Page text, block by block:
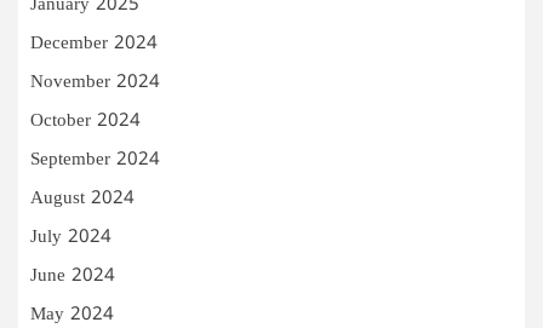
January 2025
December 2024
November 2024
October 2024
September 2024
August 2024
July 2024
June 2024
May 2024